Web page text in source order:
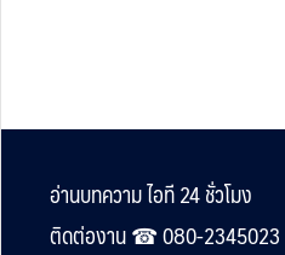
Footer
อ่านบทความ ไอที 24 ชั่วโมง
ติดต่องาน ☎︎ 080-2345023